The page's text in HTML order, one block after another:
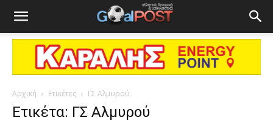
Αρχική Ετικέτες ΓΣ Αλμυρού
Ετικέτα: ΓΣ Αλμυρού